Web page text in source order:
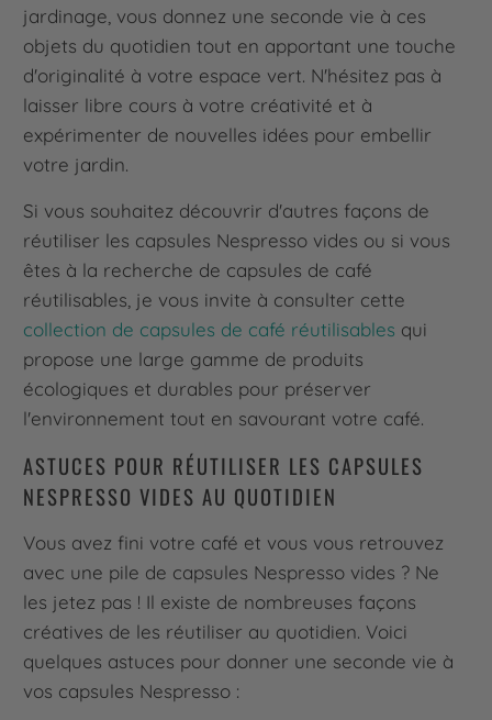
jardinage, vous donnez une seconde vie à ces
objets du quotidien tout en apportant une touche
d'originalité à votre espace vert. N'hésitez pas à
laisser libre cours à votre créativité et à
expérimenter de nouvelles idées pour embellir
votre jardin.
Si vous souhaitez découvrir d'autres façons de
réutiliser les capsules Nespresso vides ou si vous
êtes à la recherche de capsules de café
réutilisables, je vous invite à consulter cette
collection de capsules de café réutilisables qui
propose une large gamme de produits
écologiques et durables pour préserver
l'environnement tout en savourant votre café.
ASTUCES POUR RÉUTILISER LES CAPSULES
NESPRESSO VIDES AU QUOTIDIEN
Vous avez fini votre café et vous vous retrouvez
avec une pile de capsules Nespresso vides ? Ne
les jetez pas ! Il existe de nombreuses façons
créatives de les réutiliser au quotidien. Voici
quelques astuces pour donner une seconde vie à
vos capsules Nespresso :